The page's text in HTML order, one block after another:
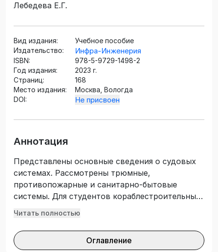
Лебедева Е.Г.
Вид издания:
Учебное пособие
Издательство:
Инфра-Инженерия
ISBN:
978-5-9729-1498-2
Год издания:
2023 г.
Страниц:
168
Место издания:
Москва, Вологда
DOI:
Не присвоен
Аннотация
Представлены основные сведения о судовых
системах. Рассмотрены трюмные,
противопожарные и санитарно-бытовые
системы. Для студентов кораблестроительных
вузов и факультетов. Может быть
специалистами по безопасной организации
работ на морском транспорте.
Читать полностью
Оглавление